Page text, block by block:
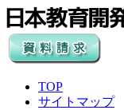
TOP
サイトマップ